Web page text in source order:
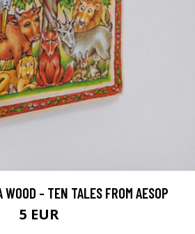
WOOD - TEN TALES FROM AESOP
5 EUR